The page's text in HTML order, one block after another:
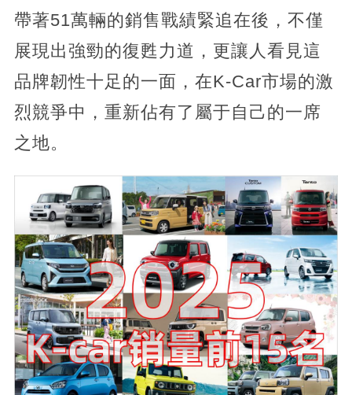
帶著51萬輛的銷售戰績緊追在後，不僅
展現出強勁的復甦力道，更讓人看見這
品牌韌性十足的一面，在K-Car市場的激
烈競爭中，重新佔有了屬于自己的一席
之地。